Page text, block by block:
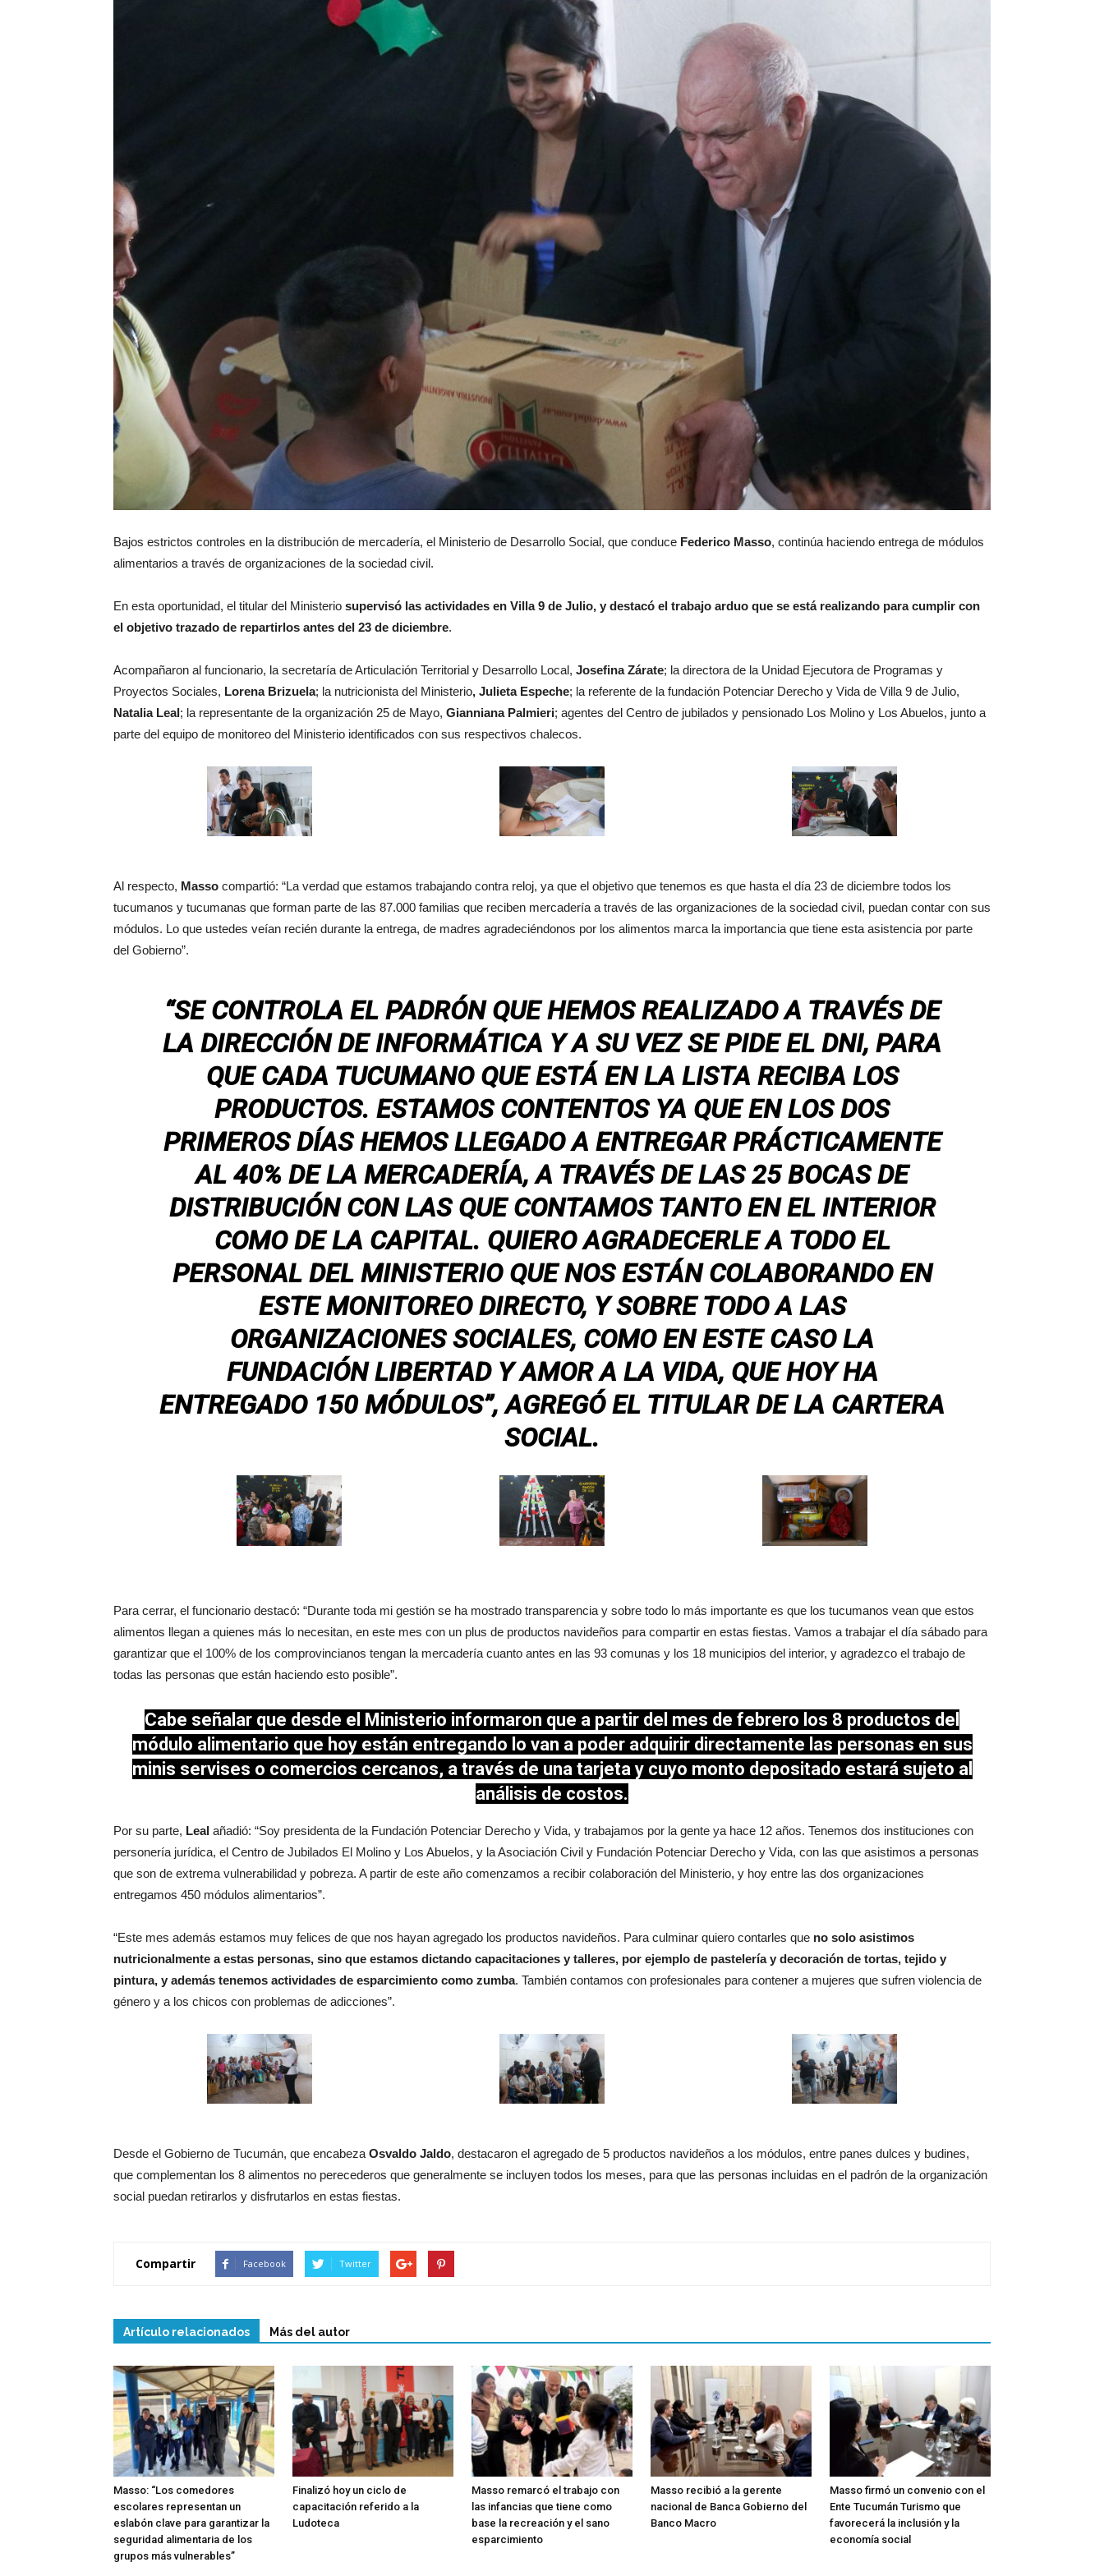
Bajos estrictos controles en la distribución de mercadería, el Ministerio de Desarrollo Social, que conduce Federico Masso, continúa haciendo entrega de módulos
alimentarios a través de organizaciones de la sociedad civil.
En esta oportunidad, el titular del Ministerio supervisó las actividades en Villa 9 de Julio, y destacó el trabajo arduo que se está realizando para cumplir con
el objetivo trazado de repartirlos antes del 23 de diciembre.
Acompañaron al funcionario, la secretaría de Articulación Territorial y Desarrollo Local, Josefina Zárate; la directora de la Unidad Ejecutora de Programas y
Proyectos Sociales, Lorena Brizuela; la nutricionista del Ministerio, Julieta Espeche; la referente de la fundación Potenciar Derecho y Vida de Villa 9 de Julio,
Natalia Leal; la representante de la organización 25 de Mayo, Gianniana Palmieri; agentes del Centro de jubilados y pensionado Los Molino y Los Abuelos, junto a
parte del equipo de monitoreo del Ministerio identificados con sus respectivos chalecos.
Al respecto, Masso compartió: “La verdad que estamos trabajando contra reloj, ya que el objetivo que tenemos es que hasta el día 23 de diciembre todos los
tucumanos y tucumanas que forman parte de las 87.000 familias que reciben mercadería a través de las organizaciones de la sociedad civil, puedan contar con sus
módulos. Lo que ustedes veían recién durante la entrega, de madres agradeciéndonos por los alimentos marca la importancia que tiene esta asistencia por parte
del Gobierno”.
“SE CONTROLA EL PADRÓN QUE HEMOS REALIZADO A TRAVÉS DE
LA DIRECCIÓN DE INFORMÁTICA Y A SU VEZ SE PIDE EL DNI, PARA
QUE CADA TUCUMANO QUE ESTÁ EN LA LISTA RECIBA LOS
PRODUCTOS. ESTAMOS CONTENTOS YA QUE EN LOS DOS
PRIMEROS DÍAS HEMOS LLEGADO A ENTREGAR PRÁCTICAMENTE
AL 40% DE LA MERCADERÍA, A TRAVÉS DE LAS 25 BOCAS DE
DISTRIBUCIÓN CON LAS QUE CONTAMOS TANTO EN EL INTERIOR
COMO DE LA CAPITAL. QUIERO AGRADECERLE A TODO EL
PERSONAL DEL MINISTERIO QUE NOS ESTÁN COLABORANDO EN
ESTE MONITOREO DIRECTO, Y SOBRE TODO A LAS
ORGANIZACIONES SOCIALES, COMO EN ESTE CASO LA
FUNDACIÓN LIBERTAD Y AMOR A LA VIDA, QUE HOY HA
ENTREGADO 150 MÓDULOS”, AGREGÓ EL TITULAR DE LA CARTERA
SOCIAL.
Para cerrar, el funcionario destacó: “Durante toda mi gestión se ha mostrado transparencia y sobre todo lo más importante es que los tucumanos vean que estos
alimentos llegan a quienes más lo necesitan, en este mes con un plus de productos navideños para compartir en estas fiestas. Vamos a trabajar el día sábado para
garantizar que el 100% de los comprovincianos tengan la mercadería cuanto antes en las 93 comunas y los 18 municipios del interior, y agradezco el trabajo de
todas las personas que están haciendo esto posible”.
Cabe señalar que desde el Ministerio informaron que a partir del mes de febrero los 8 productos del
módulo alimentario que hoy están entregando lo van a poder adquirir directamente las personas en sus
minis servises o comercios cercanos, a través de una tarjeta y cuyo monto depositado estará sujeto al
análisis de costos.
Por su parte, Leal añadió: “Soy presidenta de la Fundación Potenciar Derecho y Vida, y trabajamos por la gente ya hace 12 años. Tenemos dos instituciones con
personería jurídica, el Centro de Jubilados El Molino y Los Abuelos, y la Asociación Civil y Fundación Potenciar Derecho y Vida, con las que asistimos a personas
que son de extrema vulnerabilidad y pobreza. A partir de este año comenzamos a recibir colaboración del Ministerio, y hoy entre las dos organizaciones
entregamos 450 módulos alimentarios”.
“Este mes además estamos muy felices de que nos hayan agregado los productos navideños. Para culminar quiero contarles que no solo asistimos
nutricionalmente a estas personas, sino que estamos dictando capacitaciones y talleres, por ejemplo de pastelería y decoración de tortas, tejido y
pintura, y además tenemos actividades de esparcimiento como zumba. También contamos con profesionales para contener a mujeres que sufren violencia de
género y a los chicos con problemas de adicciones”.
Desde el Gobierno de Tucumán, que encabeza Osvaldo Jaldo, destacaron el agregado de 5 productos navideños a los módulos, entre panes dulces y budines,
que complementan los 8 alimentos no perecederos que generalmente se incluyen todos los meses, para que las personas incluidas en el padrón de la organización
social puedan retirarlos y disfrutarlos en estas fiestas.
Compartir Facebook Twitter
Artículo relacionados Más del autor
Masso: “Los comedores
escolares representan un
eslabón clave para garantizar la
seguridad alimentaria de los
grupos más vulnerables”
Finalizó hoy un ciclo de
capacitación referido a la
Ludoteca
Masso remarcó el trabajo con
las infancias que tiene como
base la recreación y el sano
esparcimiento
Masso recibió a la gerente
nacional de Banca Gobierno del
Banco Macro
Masso firmó un convenio con el
Ente Tucumán Turismo que
favorecerá la inclusión y la
economía social